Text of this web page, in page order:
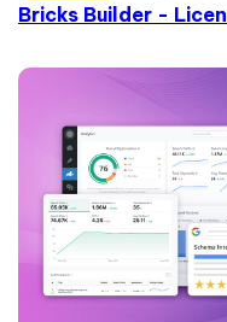
Bricks Builder -